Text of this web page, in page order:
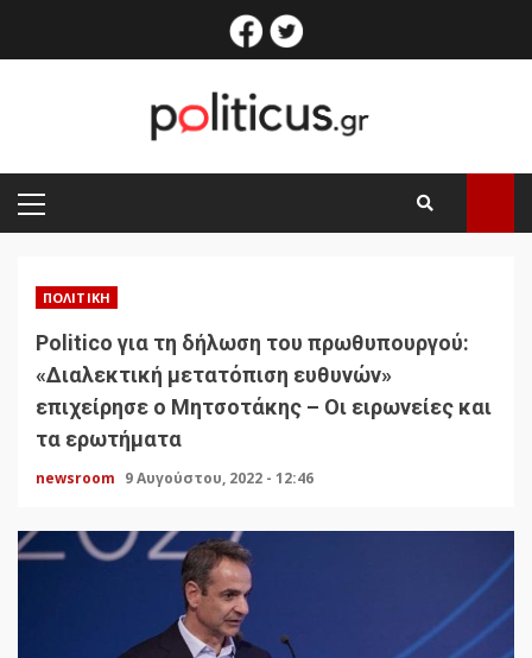
facebook
PRIMARY
MENU
ΠΟΛΙΤΙΚΉ
Politico για τη δήλωση του πρωθυπουργού:
«Διαλεκτική μετατόπιση ευθυνών»
επιχείρησε ο Μητσοτάκης – Οι ειρωνείες και
τα ερωτήματα
newsroom 9 Αυγούστου, 2022 - 12:46